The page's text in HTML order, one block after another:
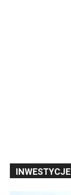
INWESTYCJE